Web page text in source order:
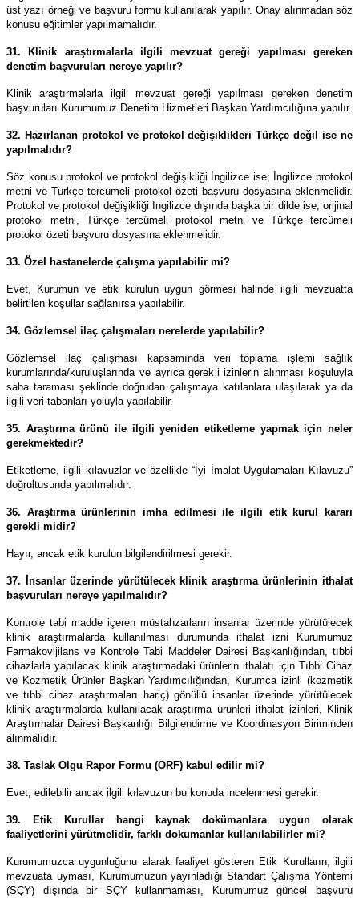
üst yazı örneği ve başvuru formu kullanılarak yapılır. Onay alınmadan söz
konusu eğitimler yapılmamalıdır.
31. Klinik araştırmalarla ilgili mevzuat gereği yapılması gereken
denetim başvuruları nereye yapılır?
Klinik araştırmalarla ilgili mevzuat gereği yapılması gereken denetim
başvuruları Kurumumuz Denetim Hizmetleri Başkan Yardımcılığına yapılır.
32. Hazırlanan protokol ve protokol değişiklikleri Türkçe değil ise ne
yapılmalıdır?
Söz konusu protokol ve protokol değişikliği İngilizce ise; İngilizce protokol
metni ve Türkçe tercümeli protokol özeti başvuru dosyasına eklenmelidir.
Protokol ve protokol değişikliği İngilizce dışında başka bir dilde ise; orijinal
protokol metni, Türkçe tercümeli protokol metni ve Türkçe tercümeli
protokol özeti başvuru dosyasına eklenmelidir.
33. Özel hastanelerde çalışma yapılabilir mi?
Evet, Kurumun ve etik kurulun uygun görmesi halinde ilgili mevzuatta
belirtilen koşullar sağlanırsa yapılabilir.
34. Gözlemsel ilaç çalışmaları nerelerde yapılabilir?
Gözlemsel ilaç çalışması kapsamında veri toplama işlemi sağlık
kurumlarında/kuruluşlarında ve ayrıca gerekli izinlerin alınması koşuluyla
saha taraması şeklinde doğrudan çalışmaya katılanlara ulaşılarak ya da
ilgili veri tabanları yoluyla yapılabilir.
35. Araştırma ürünü ile ilgili yeniden etiketleme yapmak için neler
gerekmektedir?
Etiketleme, ilgili kılavuzlar ve özellikle “İyi İmalat Uygulamaları Kılavuzu”
doğrultusunda yapılmalıdır.
36. Araştırma ürünlerinin imha edilmesi ile ilgili etik kurul kararı
gerekli midir?
Hayır, ancak etik kurulun bilgilendirilmesi gerekir.
37. İnsanlar üzerinde yürütülecek klinik araştırma ürünlerinin ithalat
başvuruları nereye yapılmalıdır?
Kontrole tabi madde içeren müstahzarların insanlar üzerinde yürütülecek
klinik araştırmalarda kullanılması durumunda ithalat izni Kurumumuz
Farmakovijilans ve Kontrole Tabi Maddeler Dairesi Başkanlığından, tıbbi
cihazlarla yapılacak klinik araştırmadaki ürünlerin ithalatı için Tıbbi Cihaz
ve Kozmetik Ürünler Başkan Yardımcılığından, Kurumca izinli (kozmetik
ve tıbbi cihaz araştırmaları hariç) gönüllü insanlar üzerinde yürütülecek
klinik araştırmalarda kullanılacak araştırma ürünleri ithalat izinleri, Klinik
Araştırmalar Dairesi Başkanlığı Bilgilendirme ve Koordinasyon Biriminden
alınmalıdır.
38. Taslak Olgu Rapor Formu (ORF) kabul edilir mi?
Evet, edilebilir ancak ilgili kılavuzun bu konuda incelenmesi gerekir.
39. Etik Kurullar hangi kaynak dokümanlara uygun olarak
faaliyetlerini yürütmelidir, farklı dokumanlar kullanılabilirler mi?
Kurumumuzca uygunluğunu alarak faaliyet gösteren Etik Kurulların, ilgili
mevzuata uyması, Kurumumuzun yayınladığı Standart Çalışma Yöntemi
(SÇY) dışında bir SÇY kullanmaması, Kurumumuz güncel başvuru